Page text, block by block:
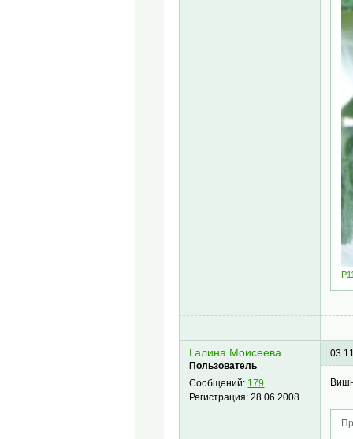
Галина Моисеева
Пользователь
Сообщений: 179
Регистрация:28.06.2008